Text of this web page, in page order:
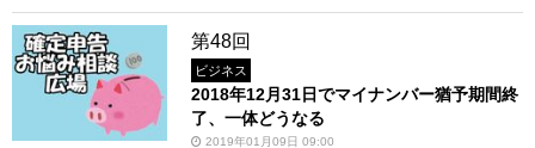
第48回
ビジネス
2018年12月31日でマイナンバー猶予期間終
了、一体どうなる
2019年01月09日 09:00